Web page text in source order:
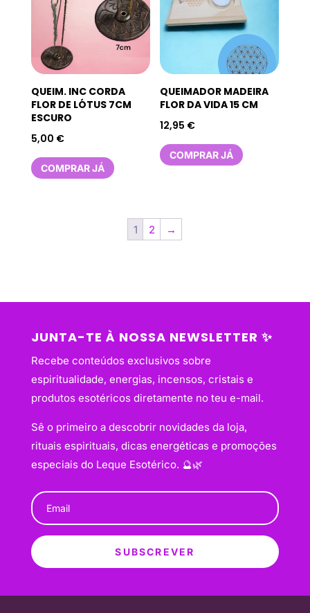
QUEIM. INC CORDA
FLOR DE LÓTUS 7CM
ESCURO
5,00 €
COMPRAR JÁ
QUEIMADOR MADEIRA
FLOR DA VIDA 15 CM
12,95 €
COMPRAR JÁ
1 2 →
JUNTA-TE À NOSSA NEWSLETTER ✨
Recebe conteúdos exclusivos sobre
espiritualidade, energias, incensos, cristais e
produtos esotéricos diretamente no teu e-mail.
Sê o primeiro a descobrir novidades da loja,
rituais espirituais, dicas energéticas e promoções
especiais do Leque Esotérico. 🔮🌿
SUBSCREVER